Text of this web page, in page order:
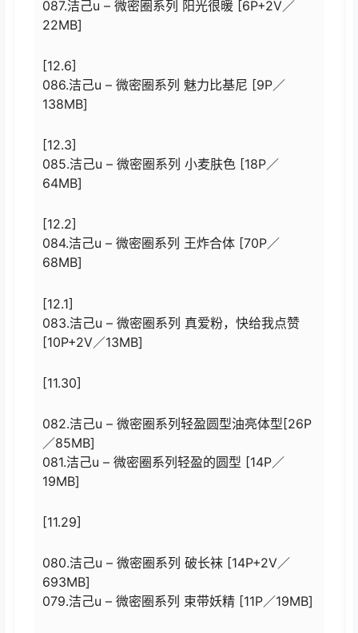
087.洁己u – 微密圈系列 阳光很暖 [6P+2V／
22MB]
[12.6]
086.洁己u – 微密圈系列 魅力比基尼 [9P／
138MB]
[12.3]
085.洁己u – 微密圈系列 小麦肤色 [18P／
64MB]
[12.2]
084.洁己u – 微密圈系列 王炸合体 [70P／
68MB]
[12.1]
083.洁己u – 微密圈系列 真爱粉，快给我点赞
[10P+2V／13MB]
[11.30]
082.洁己u – 微密圈系列轻盈圆型油亮体型[26P
／85MB]
081.洁己u – 微密圈系列轻盈的圆型 [14P／
19MB]
[11.29]
080.洁己u – 微密圈系列 破长袜 [14P+2V／
693MB]
079.洁己u – 微密圈系列 束带妖精 [11P／19MB]